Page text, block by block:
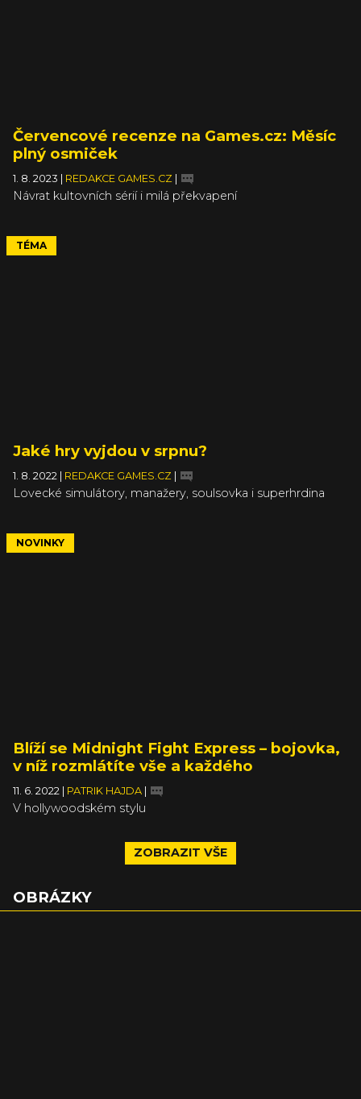
Červencové recenze na Games.cz: Měsíc
plný osmiček
1. 8. 2023 REDAKCE GAMES.CZ
Návrat kultovních sérií i milá překvapení
TÉMA
Jaké hry vyjdou v srpnu?
1. 8. 2022 REDAKCE GAMES.CZ
Lovecké simulátory, manažery, soulsovka i superhrdina
NOVINKY
Blíží se Midnight Fight Express – bojovka,
v níž rozmlátíte vše a každého
11. 6. 2022 PATRIK HAJDA
V hollywoodském stylu
ZOBRAZIT VŠE
OBRÁZKY